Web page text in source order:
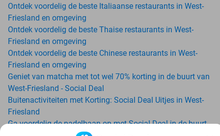
Ontdek voordelig de beste Italiaanse restaurants in West-
Friesland en omgeving
Ontdek voordelig de beste Thaise restaurants in West-
Friesland en omgeving
Ontdek voordelig de beste Chinese restaurants in West-
Friesland en omgeving
Geniet van matcha met tot wel 70% korting in de buurt van
West-Friesland - Social Deal
Buitenactiviteiten met Korting: Social Deal Uitjes in West-
Friesland
Ga voordelig de padelbaan op met Social Deal in de buurt